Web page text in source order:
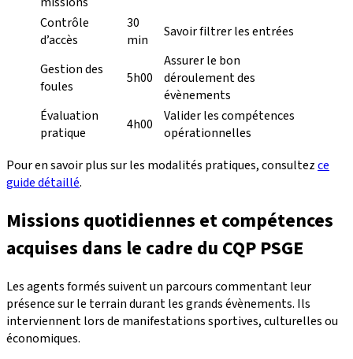
Contrôle
d’accès
30
min
Savoir filtrer les entrées
Gestion des
foules
5h00
Assurer le bon
déroulement des
évènements
Évaluation
pratique
4h00
Valider les compétences
opérationnelles
Pour en savoir plus sur les modalités pratiques, consultezce
guide détaillé.
Missions quotidiennes et compétences
acquises dans le cadre du CQP PSGE
Les agents formés suivent un parcours commentant leur
présence sur le terrain durant les grands évènements. Ils
interviennent lors de manifestations sportives, culturelles ou
économiques.